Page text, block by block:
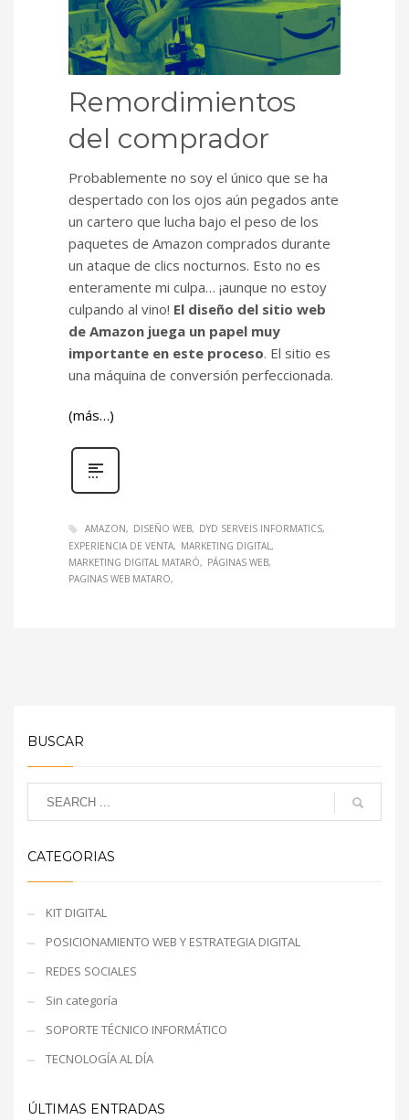
Remordimientos
del comprador
Probablemente no soy el único que se ha
despertado con los ojos aún pegados ante
un cartero que lucha bajo el peso de los
paquetes de Amazon comprados durante
un ataque de clics nocturnos. Esto no es
enteramente mi culpa… ¡aunque no estoy
culpando al vino! El diseño del sitio web
de Amazon juega un papel muy
importante en este proceso. El sitio es
una máquina de conversión perfeccionada.
(más…)
AMAZON DISEÑO WEB
DYD SERVEIS INFORMATICS
EXPERIENCIA DE VENTA
MARKETING DIGITAL
MARKETING DIGITAL MATARÓ
PÁGINAS WEB
PAGINAS WEB MATARO
BUSCAR
CATEGORIAS
KIT DIGITAL
POSICIONAMIENTO WEB Y ESTRATEGIA DIGITAL
REDES SOCIALES
Sin categoría
SOPORTE TÉCNICO INFORMÁTICO
TECNOLOGÍA AL DÍA
ÚLTIMAS ENTRADAS